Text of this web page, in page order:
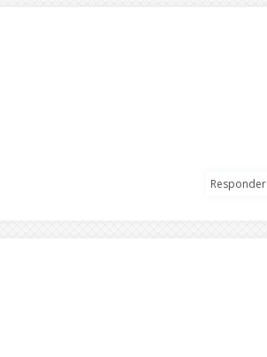
Responder